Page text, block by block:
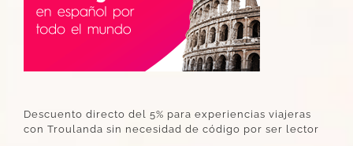
Descuento directo del 5% para experiencias viajeras
con Troulanda sin necesidad de código por ser lector